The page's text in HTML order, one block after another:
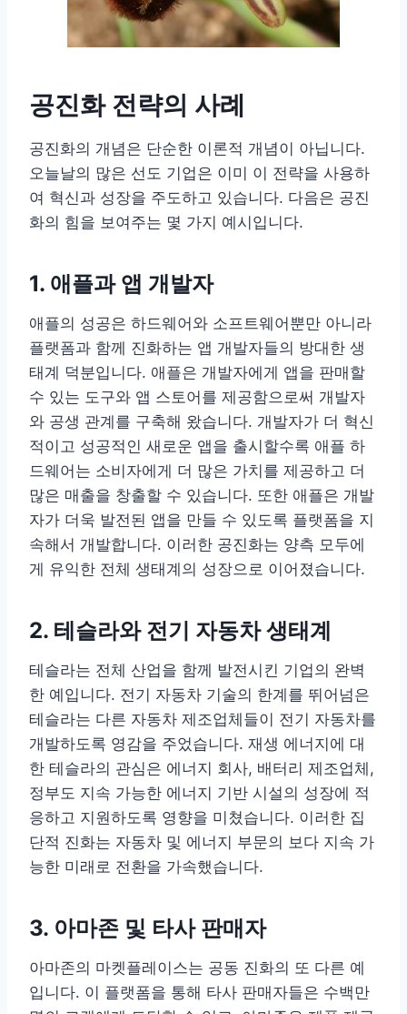
공진화 전략의 사례
공진화의 개념은 단순한 이론적 개념이 아닙니다.
오늘날의 많은 선도 기업은 이미 이 전략을 사용하
여 혁신과 성장을 주도하고 있습니다. 다음은 공진
화의 힘을 보여주는 몇 가지 예시입니다.
1. 애플과 앱 개발자
애플의 성공은 하드웨어와 소프트웨어뿐만 아니라
플랫폼과 함께 진화하는 앱 개발자들의 방대한 생
태계 덕분입니다. 애플은 개발자에게 앱을 판매할
수 있는 도구와 앱 스토어를 제공함으로써 개발자
와 공생 관계를 구축해 왔습니다. 개발자가 더 혁신
적이고 성공적인 새로운 앱을 출시할수록 애플 하
드웨어는 소비자에게 더 많은 가치를 제공하고 더
많은 매출을 창출할 수 있습니다. 또한 애플은 개발
자가 더욱 발전된 앱을 만들 수 있도록 플랫폼을 지
속해서 개발합니다. 이러한 공진화는 양측 모두에
게 유익한 전체 생태계의 성장으로 이어졌습니다.
2. 테슬라와 전기 자동차 생태계
테슬라는 전체 산업을 함께 발전시킨 기업의 완벽
한 예입니다. 전기 자동차 기술의 한계를 뛰어넘은
테슬라는 다른 자동차 제조업체들이 전기 자동차를
개발하도록 영감을 주었습니다. 재생 에너지에 대
한 테슬라의 관심은 에너지 회사, 배터리 제조업체,
정부도 지속 가능한 에너지 기반 시설의 성장에 적
응하고 지원하도록 영향을 미쳤습니다. 이러한 집
단적 진화는 자동차 및 에너지 부문의 보다 지속 가
능한 미래로 전환을 가속했습니다.
3. 아마존 및 타사 판매자
아마존의 마켓플레이스는 공동 진화의 또 다른 예
입니다. 이 플랫폼을 통해 타사 판매자들은 수백만